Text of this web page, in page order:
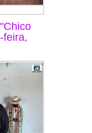
feira,